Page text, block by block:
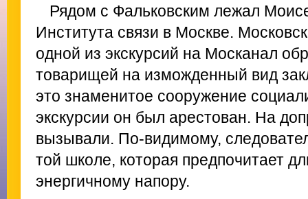
Рядом с Фальковским лежал
Института связи в Москве.
одной из экскурсий на Москанал
товарищей на изможденный вид
это знаменитое сооружение
экскурсии он был арестован. На
вызывали. По-видимому,
той школе, которая предпочитает
энергичному напору.